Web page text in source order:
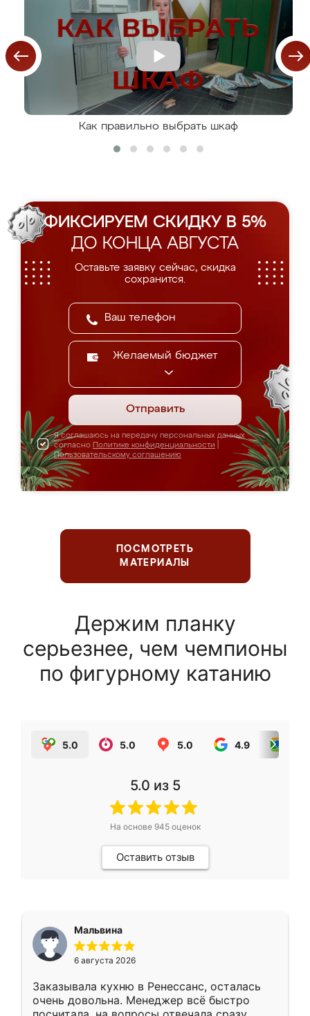
Как правильно выбрать шкаф
ФИКСИРУЕМ СКИДКУ В 5%
ДО КОНЦА АВГУСТА
Оставьте заявку сейчас, скидка
сохранится.
Желаемый бюджет
Отправить
Я соглашаюсь на передачу персональных данных
согласно Политике конфиденциальности
Пользовательскому соглашению
ПОСМОТРЕТЬ
МАТЕРИАЛЫ
Держим планку
серьезнее, чем чемпионы
по фигурному катанию
5.0 5.0 5.0 4.9
5.0 из 5
На основе 945оценок
Оставить отзыв
Мальвина
6 августа 2026
Заказывала кухню в Ренессанс, осталась
очень довольна. Менеджер всё быстро